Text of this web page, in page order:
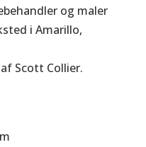
og maler
i Amarillo,
Scott Collier.